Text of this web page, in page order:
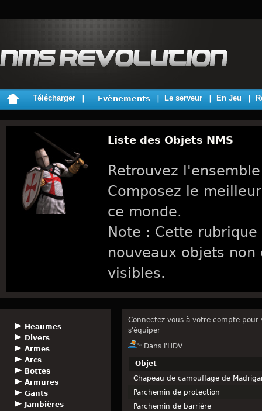
Télécharger Evènements Le serveur En Jeu
Liste des Objets NMS
Retrouvez
Composez le
ce monde.
Note : Cette
nouveaux objets
visibles.
Heaumes
Divers
Armes
Arcs
Bottes
Armures
Gants
Jambières
Connectez vous à votre compte pour
s'équiper
Dans l'HDV
Objet
Chapeau de camouflage de
Parchemin de protection
Parchemin de barrière